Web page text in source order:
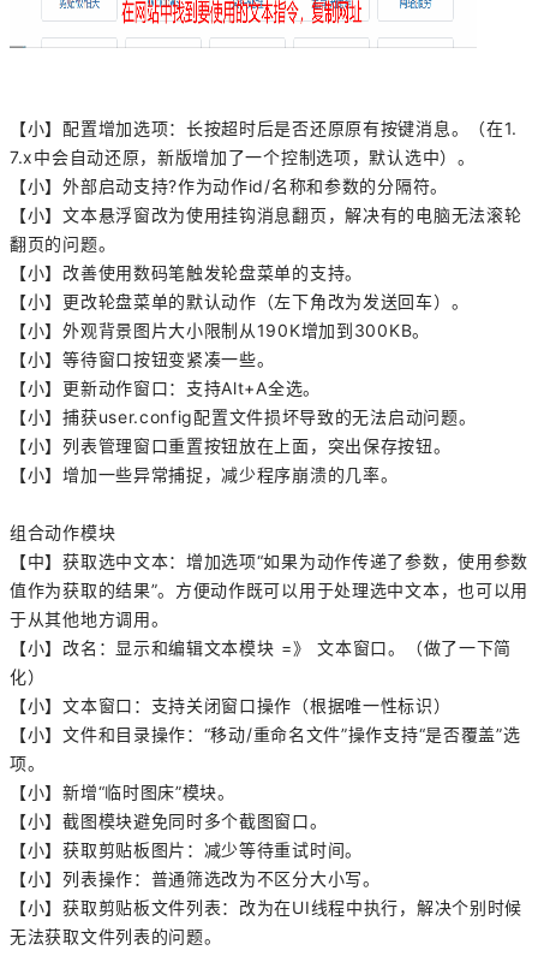
【小】配置增加选项：长按超时后是否还原原有按键消息。（在1.
7.x中会自动还原，新版增加了一个控制选项，默认选中）。
【小】外部启动支持?作为动作id/名称和参数的分隔符。
【小】文本悬浮窗改为使用挂钩消息翻页，解决有的电脑无法滚轮
翻页的问题。
【小】改善使用数码笔触发轮盘菜单的支持。
【小】更改轮盘菜单的默认动作（左下角改为发送回车）。
【小】外观背景图片大小限制从190K增加到300KB。
【小】等待窗口按钮变紧凑一些。
【小】更新动作窗口：支持Alt+A全选。
【小】捕获user.config配置文件损坏导致的无法启动问题。
【小】列表管理窗口重置按钮放在上面，突出保存按钮。
【小】增加一些异常捕捉，减少程序崩溃的几率。
组合动作模块
【中】获取选中文本：增加选项“如果为动作传递了参数，使用参数
值作为获取的结果”。方便动作既可以用于处理选中文本，也可以用
于从其他地方调用。
【小】改名：显示和编辑文本模块 =》 文本窗口。（做了一下简
化）
【小】文本窗口：支持关闭窗口操作（根据唯一性标识）
【小】文件和目录操作：“移动/重命名文件”操作支持“是否覆盖”选
项。
【小】新增“临时图床”模块。
【小】截图模块避免同时多个截图窗口。
【小】获取剪贴板图片：减少等待重试时间。
【小】列表操作：普通筛选改为不区分大小写。
【小】获取剪贴板文件列表：改为在UI线程中执行，解决个别时候
无法获取文件列表的问题。